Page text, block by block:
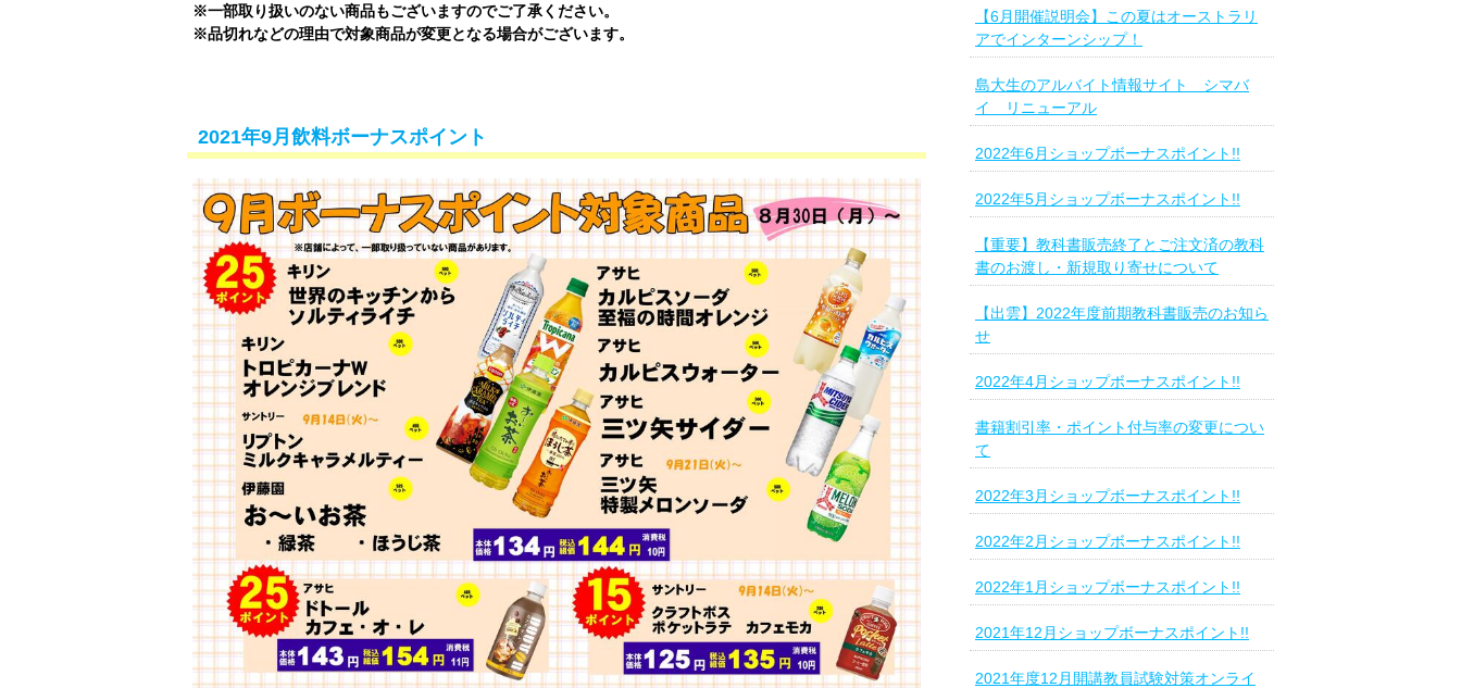
※一部取り扱いのない商品もございますのでご了承ください。
※品切れなどの理由で対象商品が変更となる場合がございます。
2021年9月飲料ボーナスポイント
【6月開催説明会】この夏はオーストラリ
アでインターンシップ！
島大生のアルバイト情報サイト シマバ
イ リニューアル
2022年6月ショップボーナスポイント!!
2022年5月ショップボーナスポイント!!
【重要】教科書販売終了とご注文済の教科
書のお渡し・新規取り寄せについて
【出雲】2022年度前期教科書販売のお知ら
せ
2022年4月ショップボーナスポイント!!
書籍割引率・ポイント付与率の変更につい
て
2022年3月ショップボーナスポイント!!
2022年2月ショップボーナスポイント!!
2022年1月ショップボーナスポイント!!
2021年12月ショップボーナスポイント!!
2021年度12月開講教員試験対策オンライ